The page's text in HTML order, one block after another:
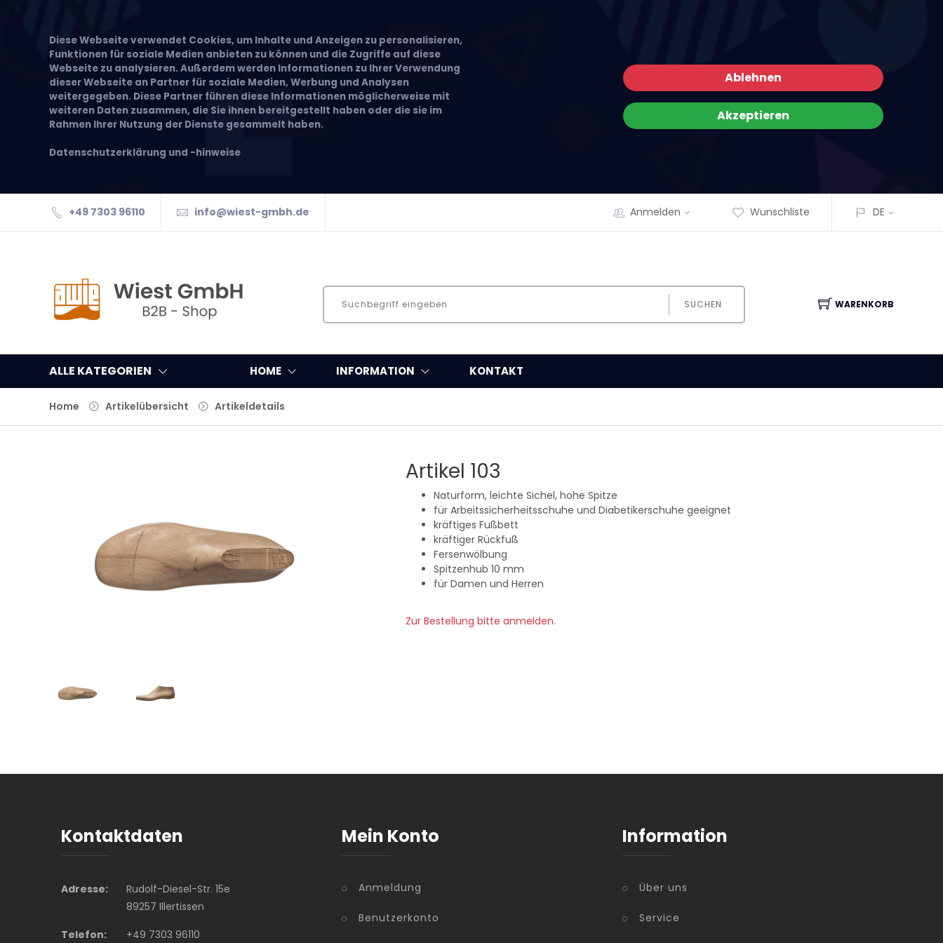
Diese Webseite verwendet Cookies, um Inhalte und Anzeigen zu personalisieren,
Funktionen für soziale Medien anbieten zu können und die Zugriffe auf diese
Webseite zu analysieren. Außerdem werden Informationen zu Ihrer Verwendung
dieser Webseite an Partner für soziale Medien, Werbung und Analysen
weitergegeben. Diese Partner führen diese Informationen möglicherweise mit
weiteren Daten zusammen, die Sie ihnen bereitgestellt haben oder die sie im
Rahmen Ihrer Nutzung der Dienste gesammelt haben.
Datenschutzerklärung und -hinweise
Ablehnen
Akzeptieren
+49 7303 96110 info@wiest-gmbh.de Anmelden Wunschliste DE
SUCHEN WARENKORB
ALLE KATEGORIEN HOME INFORMATION KONTAKT
Home Artikelübersicht Artikeldetails
Artikel 103
Naturform, leichte Sichel, hohe Spitze
für Arbeitssicherheitsschuhe und Diabetikerschuhe geeignet
kräftiges Fußbett
kräftiger Rückfuß
Fersenwölbung
Spitzenhub 10 mm
für Damen und Herren
Zur Bestellung bitte anmelden.
Kontaktdaten
Adresse:
Rudolf-Diesel-Str. 15e
89257 Illertissen
Telefon:
+49 7303 96110
Mein Konto
Anmeldung
Benutzerkonto
Information
Über uns
Service